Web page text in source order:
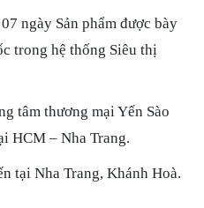
ngày Sản phẩm được bày
trong hệ thống Siêu thị
tâm thương mại Yến Sào
HCM – Nha Trang.
tại Nha Trang, Khánh Hoà.